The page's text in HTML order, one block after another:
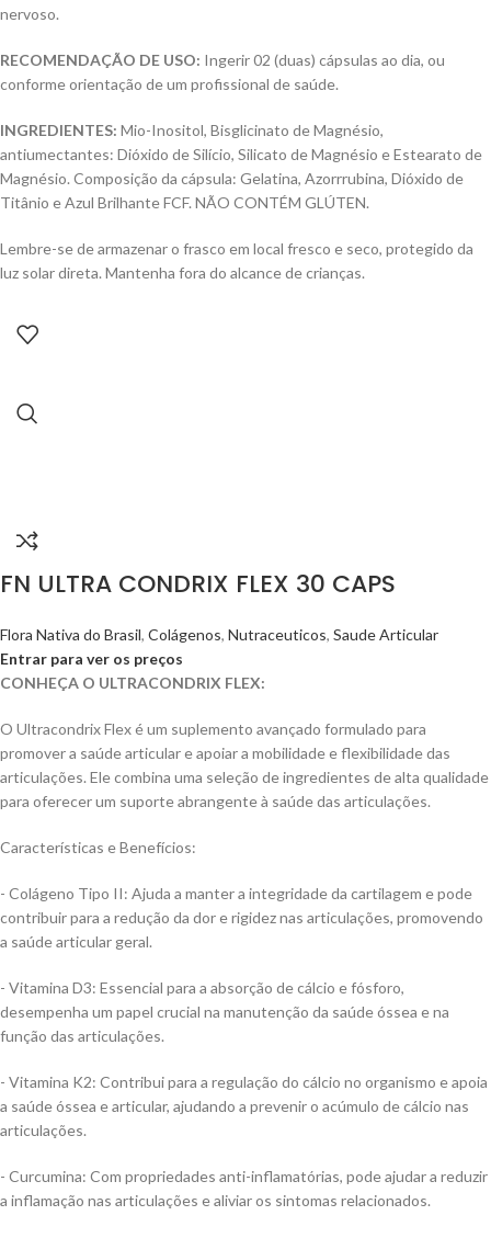
nervoso.
RECOMENDAÇÃO DE USO: Ingerir 02 (duas) cápsulas ao dia, ou
conforme orientação de um profissional de saúde.
INGREDIENTES: Mio-Inositol, Bisglicinato de Magnésio,
antiumectantes: Dióxido de Silício, Silicato de Magnésio e Estearato de
Magnésio. Composição da cápsula: Gelatina, Azorrrubina, Dióxido de
Titânio e Azul Brilhante FCF. NÃO CONTÉM GLÚTEN.
Lembre-se de armazenar o frasco em local fresco e seco, protegido da
luz solar direta. Mantenha fora do alcance de crianças.
FN ULTRA CONDRIX FLEX 30 CAPS
Flora Nativa do Brasil, Colágenos, Nutraceuticos, Saude Articular
Entrar para ver os preços
CONHEÇA O ULTRACONDRIX FLEX:
O Ultracondrix Flex é um suplemento avançado formulado para
promover a saúde articular e apoiar a mobilidade e flexibilidade das
articulações. Ele combina uma seleção de ingredientes de alta qualidade
para oferecer um suporte abrangente à saúde das articulações.
Características e Benefícios:
- Colágeno Tipo II: Ajuda a manter a integridade da cartilagem e pode
contribuir para a redução da dor e rigidez nas articulações, promovendo
a saúde articular geral.
- Vitamina D3: Essencial para a absorção de cálcio e fósforo,
desempenha um papel crucial na manutenção da saúde óssea e na
função das articulações.
- Vitamina K2: Contribui para a regulação do cálcio no organismo e apoia
a saúde óssea e articular, ajudando a prevenir o acúmulo de cálcio nas
articulações.
- Curcumina: Com propriedades anti-inflamatórias, pode ajudar a reduzir
a inflamação nas articulações e aliviar os sintomas relacionados.